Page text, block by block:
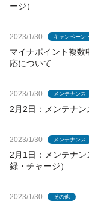
ージ）
2023/1/30 キャンペーン
マイナポイント複
応について
2023/1/30 メンテナンス
2月2日：メンテナン
2023/1/30 メンテナンス
2月1日：メンテナ
録・チャージ）
2023/1/30 その他